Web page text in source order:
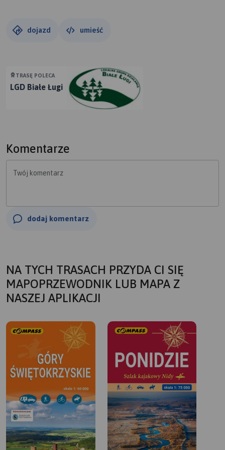
dojazd umieść
TRASĘ POLECA
LGD Białe Ługi
Komentarze
Twój komentarz
dodaj komentarz
NA TYCH TRASACH PRZYDA CI SIĘ
MAPOPRZEWODNIK LUB MAPA Z
NASZEJ APLIKACJI